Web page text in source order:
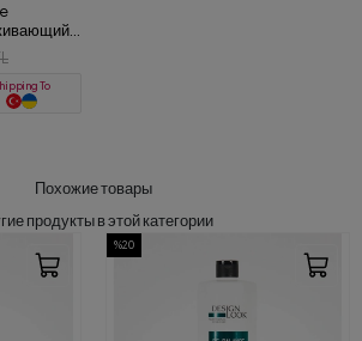
1000
To
Похожие товары
продукты в этой категории
%50